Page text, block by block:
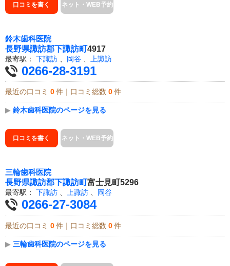
口コミを書く ネット・WEB予約
鈴木歯科医院
長野県諏訪郡下諏訪町4917
最寄駅： 下諏訪 岡谷 上諏訪
0266-28-3191
最近の口コミ 0 件｜口コミ総数 0 件
▶ 鈴木歯科医院のページを見る
口コミを書く ネット・WEB予約
三輪歯科医院
長野県諏訪郡下諏訪町富士見町5296
最寄駅： 下諏訪 、 上諏訪 、 岡谷
0266-27-3084
最近の口コミ 0 件｜口コミ総数 0 件
▶ 三輪歯科医院のページを見る